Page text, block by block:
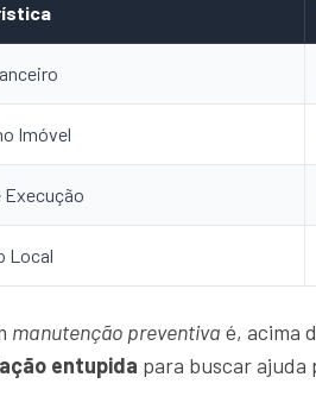
Imóvel
Execução
Local
manutenção preventiva é, acima
entupida para buscar ajuda